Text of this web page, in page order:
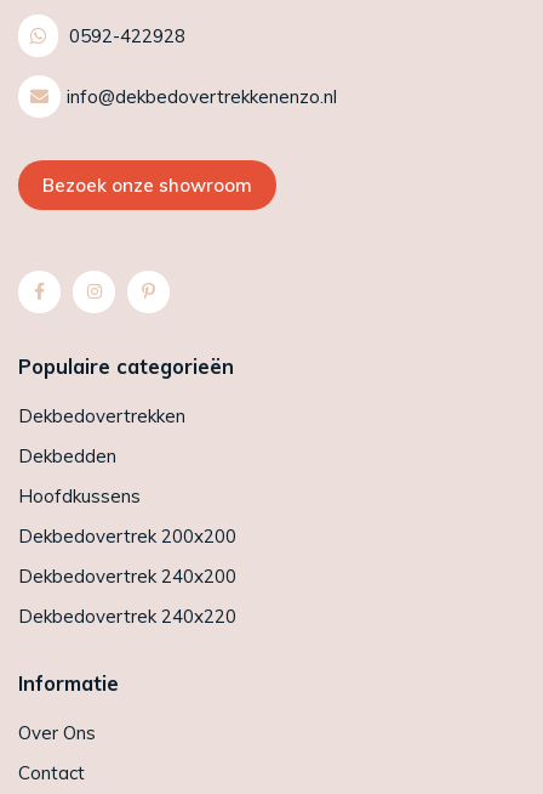
0592-422928
info@dekbedovertrekkenenzo.nl
Bezoek onze showroom
Populaire categorieën
Dekbedovertrekken
Dekbedden
Hoofdkussens
Dekbedovertrek 200x200
Dekbedovertrek 240x200
Dekbedovertrek 240x220
Informatie
Over Ons
Contact